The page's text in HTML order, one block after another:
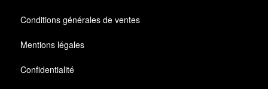
Conditions générales de ventes
Mentions légales
Confidentialité